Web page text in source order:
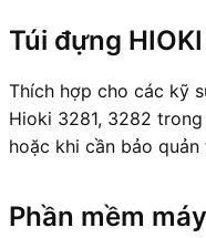
Túi đựng
Thích hợp cho các kỹ
Hioki 3281, 3282
hoặc khi cần bảo
Phần mềm